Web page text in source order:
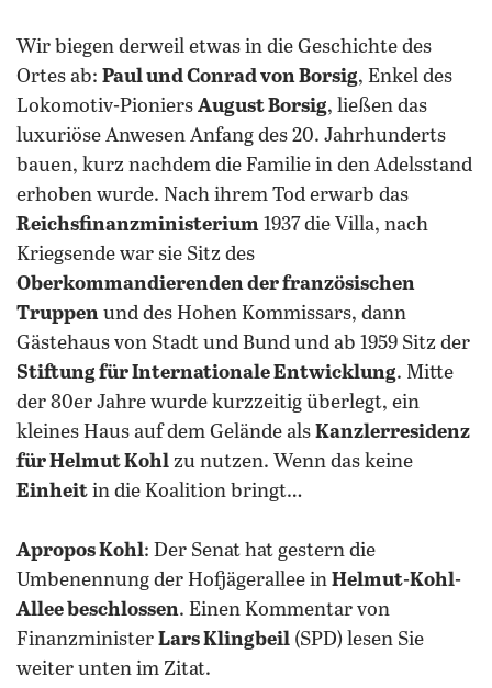
Wir biegen derweil etwas in die Geschichte des
Ortes ab: Paul und Conrad von Borsig, Enkel des
Lokomotiv-Pioniers August Borsig, ließen das
luxuriöse Anwesen Anfang des 20. Jahrhunderts
bauen, kurz nachdem die Familie in den Adelsstand
erhoben wurde. Nach ihrem Tod erwarb das
Reichsfinanzministerium 1937 die Villa, nach
Kriegsende war sie Sitz des
Oberkommandierenden der französischen
Truppen und des Hohen Kommissars, dann
Gästehaus von Stadt und Bund und ab 1959 Sitz der
Stiftung für Internationale Entwicklung. Mitte
der 80er Jahre wurde kurzzeitig überlegt, ein
kleines Haus auf dem Gelände als Kanzlerresidenz
für Helmut Kohl zu nutzen. Wenn das keine
Einheit in die Koalition bringt…
Apropos Kohl: Der Senat hat gestern die
Umbenennung der Hofjägerallee in Helmut-Kohl-
Allee beschlossen. Einen Kommentar von
Finanzminister Lars Klingbeil (SPD) lesen Sie
weiter unten im Zitat.